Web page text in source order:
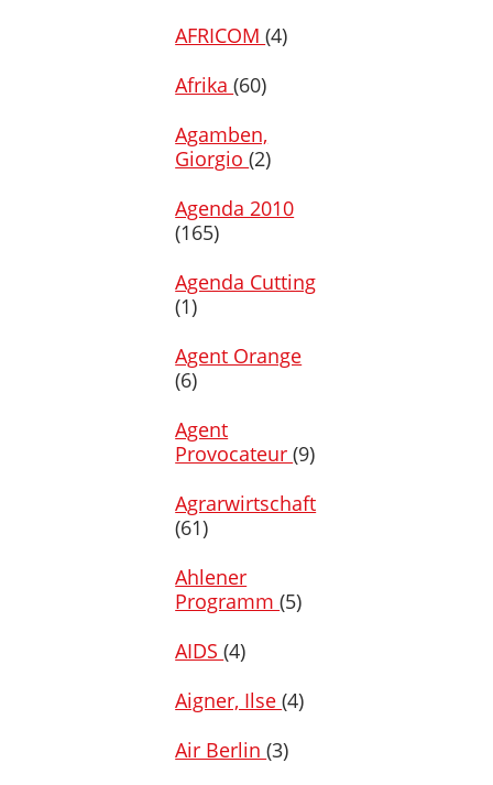
AFRICOM(4)
Afrika(60)
Agamben,
Giorgio(2)
Agenda 2010
(165)
Agenda Cutting
(1)
Agent Orange
(6)
Agent
Provocateur(9)
Agrarwirtschaft
(61)
Ahlener
Programm(5)
AIDS(4)
Aigner, Ilse(4)
Air Berlin(3)